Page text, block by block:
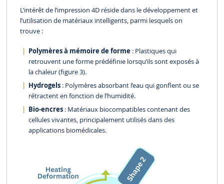
L’intérêt de l’impression 4D réside dans le développement et
l’utilisation de matériaux intelligents, parmi lesquels on
trouve :
Polymères à mémoire de forme : Plastiques qui
retrouvent une forme prédéfinie lorsqu’ils sont exposés à
la chaleur (figure 3).
Hydrogels: Polymères absorbant l’eau qui gonflent ou se
rétractent en fonction de l’humidité.
Bio-encres: Matériaux biocompatibles contenant des
cellules vivantes, principalement utilisés dans des
applications biomédicales.